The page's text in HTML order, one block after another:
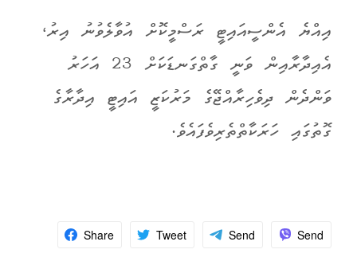
އިއްޔެ އެންސީއައިޓީ ރަސްމީކޮށް އުވާލެވުނު އިރު،
އެއިދާރާއިން ވަނީ ގާތްގަނޑަކަށް 23 އަހަރު
ވަންދެން ދިވެހިރާއްޖޭގެ މަރުކަޒީ އައިޓީ އިދާރާގެ
ގޮތުގައި ހަރަކާތްތެރިވެފައެވެ.
Share Tweet Send Send